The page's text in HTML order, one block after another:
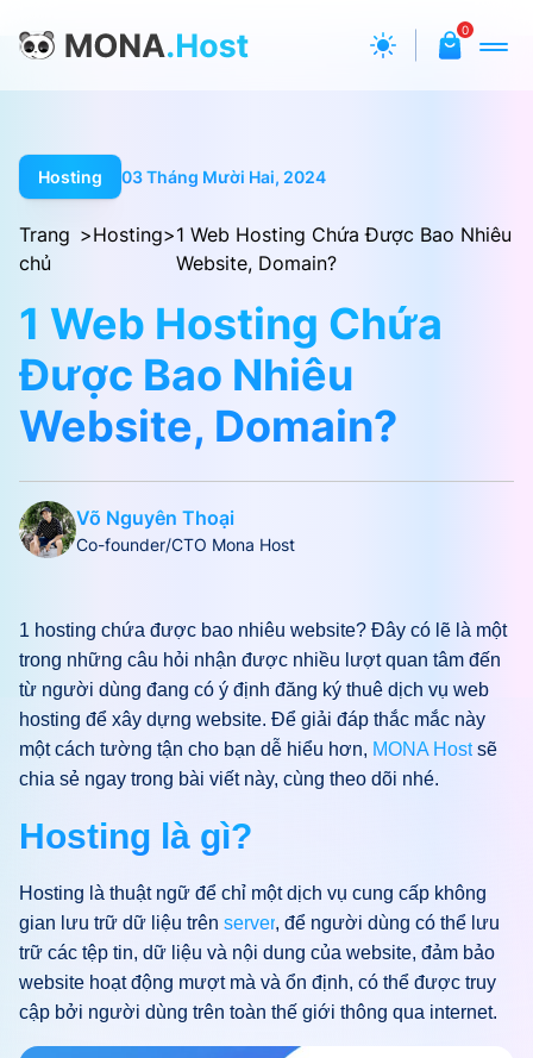
0
Hosting 03 Tháng Mười Hai, 2024
Trang
chủ
>Hosting>1 Web Hosting Chứa Được Bao Nhiêu
Website, Domain?
1 Web Hosting Chứa
Được Bao Nhiêu
Website, Domain?
Võ Nguyên Thoại
Co-founder/CTO Mona Host
1 hosting chứa được bao nhiêu website? Đây có lẽ là một
trong những câu hỏi nhận được nhiều lượt quan tâm đến
từ người dùng đang có ý định đăng ký thuê dịch vụ web
hosting để xây dựng website. Để giải đáp thắc mắc này
một cách tường tận cho bạn dễ hiểu hơn, MONA Host sẽ
chia sẻ ngay trong bài viết này, cùng theo dõi nhé.
Hosting là gì?
Hosting là thuật ngữ để chỉ một dịch vụ cung cấp không
gian lưu trữ dữ liệu trên server, để người dùng có thể lưu
trữ các tệp tin, dữ liệu và nội dung của website, đảm bảo
website hoạt động mượt mà và ổn định, có thể được truy
cập bởi người dùng trên toàn thế giới thông qua internet.